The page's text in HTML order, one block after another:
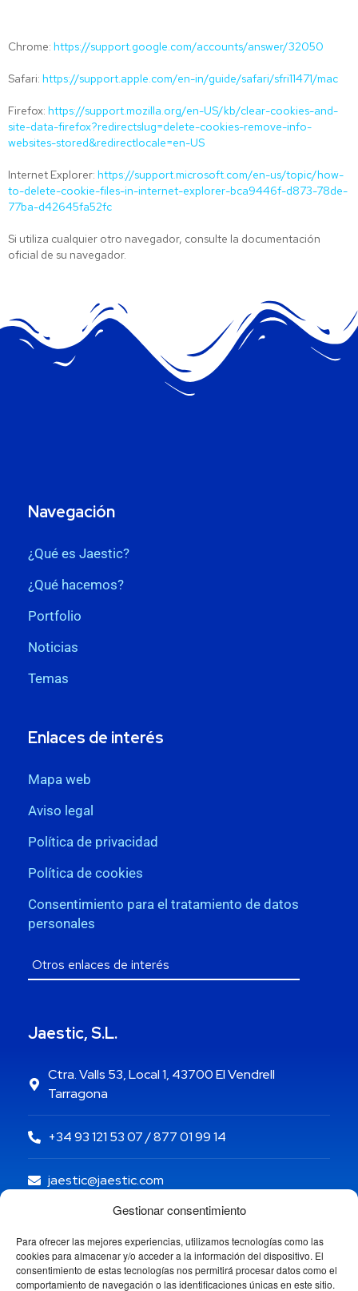
Gestionar consentimiento
Para ofrecer las mejores experiencias, utilizamos tecnologías como las
cookies para almacenar y/o acceder a la información del dispositivo. El
consentimiento de estas tecnologías nos permitirá procesar datos como el
comportamiento de navegación o las identificaciones únicas en este sitio.
Chrome: https://support.google.com/accounts/answer/32050
Safari: https://support.apple.com/en-in/guide/safari/sfri11471/mac
Firefox: https://support.mozilla.org/en-US/kb/clear-cookies-and-
site-data-firefox?redirectslug=delete-cookies-remove-info-
websites-stored&redirectlocale=en-US
Internet Explorer: https://support.microsoft.com/en-us/topic/how-
to-delete-cookie-files-in-internet-explorer-bca9446f-d873-78de-
77ba-d42645fa52fc
Si utiliza cualquier otro navegador, consulte la documentación
oficial de su navegador.
Navegación
¿Qué es Jaestic?
¿Qué hacemos?
Portfolio
Noticias
Temas
Enlaces de interés
Mapa web
Aviso legal
Política de privacidad
Política de cookies
Consentimiento para el tratamiento de datos
personales
Jaestic, S.L.
Ctra. Valls 53, Local 1, 43700 El Vendrell
Tarragona
+34 93 121 53 07 / 877 01 99 14
jaestic@jaestic.com